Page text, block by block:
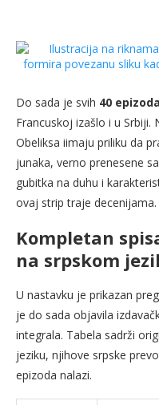
Do sada je svih 40 epizoda
Francuskoj izašlo i u Srbiji.
Obeliksa iimaju priliku da
junaka, verno prenesene
gubitka na duhu i
ovaj strip traje decenijama.
Kompletan
na srpskom
U nastavku je prikazan
je do sada objavila
integrala. Tabela sadrži
jeziku, njihove srpske
epizoda nalazi.